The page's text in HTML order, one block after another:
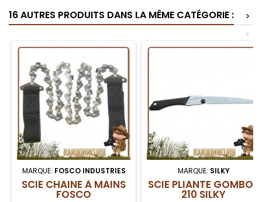
16 AUTRES PRODUITS DANS LA MÊME CATÉGORIE :
>
<
MARQUE: FOSCO INDUSTRIES
SCIE CHAINE À MAINS
FOSCO
MARQUE: SILKY
SCIE PLIANTE GOMBOY
210 SILKY